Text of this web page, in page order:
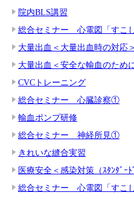
院内BLS講習
総合セミナー 心電図「すこ
大量出血＜大量出血時の対応＞
大量出血＜安全な輸血のため
CVCトレーニング
総合セミナー 心臓診察①
輸血ポンプ研修
総合セミナー 神経所見①
きれいな縫合実習
医療安全＜感染対策（ｽﾀﾝﾀﾞｰﾄ
総合セミナー 心電図「すこ